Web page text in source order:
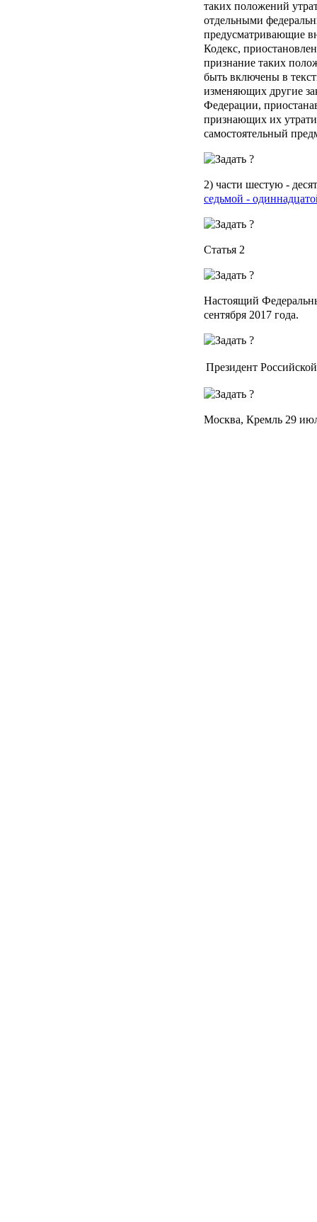
таких положений
отдельными
предусматривающие
Кодекс,
признание таких
быть включены в
изменяющих другие
Федерации,
признающих их
самостоятельный
2) части шестую -
седьмой -
Статья 2
Настоящий
сентября 2017 года.
Президент
Москва, Кремль 29